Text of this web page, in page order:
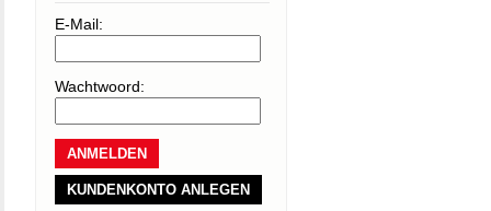
E-Mail:
Wachtwoord:
KUNDENKONTO ANLEGEN